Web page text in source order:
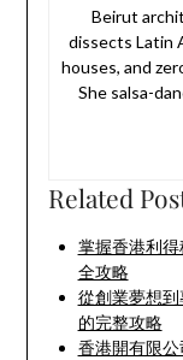
Beirut
dissects Latin
houses, and
She salsa-
Related
掌握香港利
全攻略
從創業夢想
的完整攻略
香港開有限